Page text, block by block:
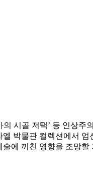
시골 저택’ 등 인상
박물관 컬렉션에서
에 끼친 영향을 조망할